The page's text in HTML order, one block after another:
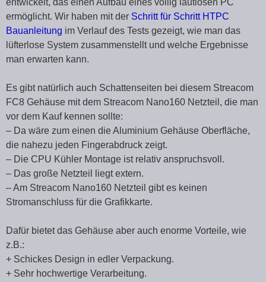
entwickelt, das einen Aufbau eines völlig lautlosen PC
ermöglicht. Wir haben mit der Schritt für Schritt HTPC
Bauanleitung im Verlauf des Tests gezeigt, wie man das
lüfterlose System zusammenstellt und welche Ergebnisse
man erwarten kann.
Es gibt natürlich auch Schattenseiten bei diesem Streacom
FC8 Gehäuse mit dem Streacom Nano160 Netzteil, die man
vor dem Kauf kennen sollte:
– Da wäre zum einen die Aluminium Gehäuse Oberfläche,
die nahezu jeden Fingerabdruck zeigt.
– Die CPU Kühler Montage ist relativ anspruchsvoll.
– Das große Netzteil liegt extern.
– Am Streacom Nano160 Netzteil gibt es keinen
Stromanschluss für die Grafikkarte.
Dafür bietet das Gehäuse aber auch enorme Vorteile, wie
z.B.:
+ Schickes Design in edler Verpackung.
+ Sehr hochwertige Verarbeitung.